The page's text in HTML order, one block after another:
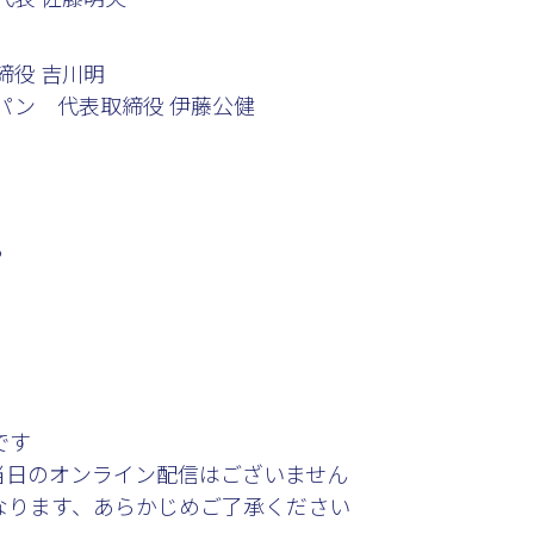
役 吉川明
ン 代表取締役 伊藤公健
す
のオンライン配信はございません
ます、あらかじめご了承ください